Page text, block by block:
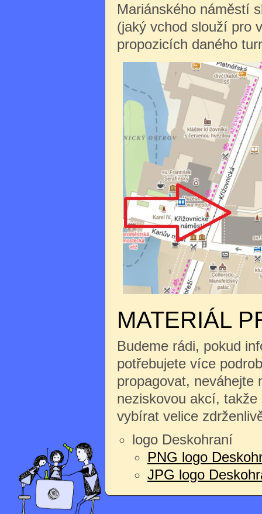
Mariánského náměstí
(jaký vchod slouží pro
propozicích daného
MATERIÁL
Budeme rádi, pokud
potřebujete více
propagovat, neváhejte
neziskovou akcí,
vybírat velice
logo Deskohraní
PNG logo
JPG logo